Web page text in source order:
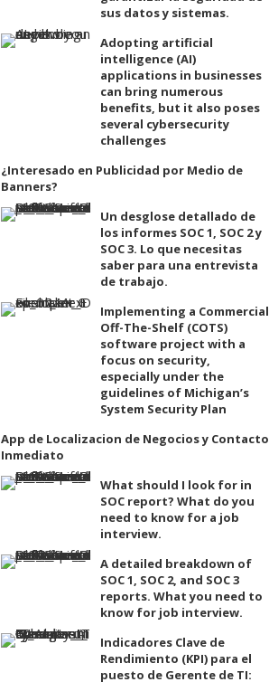
sus datos y sistemas.
Adopting artificial
intelligence (AI)
applications in businesses
can bring numerous
benefits, but it also poses
several cybersecurity
challenges
¿Interesado en Publicidad por Medio de
Banners?
Un desglose detallado de
los informes SOC 1, SOC 2 y
SOC 3. Lo que necesitas
saber para una entrevista
de trabajo.
Implementing a Commercial
Off-The-Shelf (COTS)
software project with a
focus on security,
especially under the
guidelines of Michigan’s
System Security Plan
App de Localizacion de Negocios y Contacto
Inmediato
What should I look for in
SOC report? What do you
need to know for a job
interview.
A detailed breakdown of
SOC 1, SOC 2, and SOC 3
reports. What you need to
know for job interview.
Indicadores Clave de
Rendimiento (KPI) para el
puesto de Gerente de TI: